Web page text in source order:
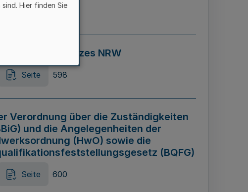
Seite 595
Gesetzes NRW
Seite 598
Verordnung über die Zuständigkeiten
und die Angelegenheiten der
(HwO) sowie die
(BQFG)
Seite 600
Hier finden Sie